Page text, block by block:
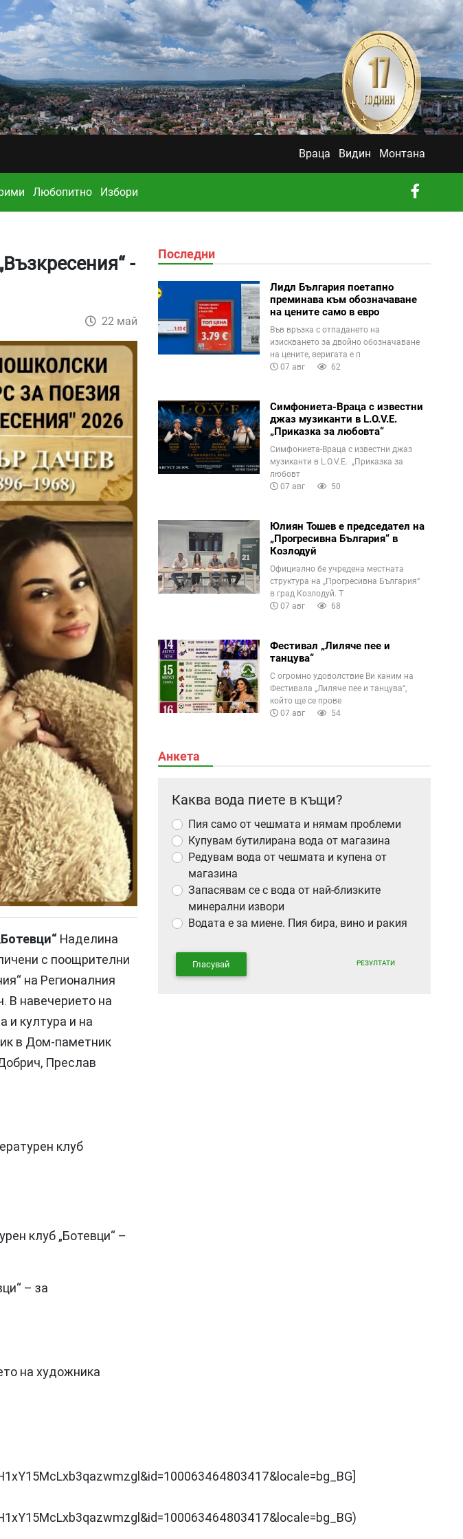
Враца Видин Монтана
Любопитно Избори
-
22 май
Наделина
с поощрителни
на Регионалния
В навечерието на
и култура и на
в Дом-паметник
Преслав
клуб
клуб „Ботевци“ –
– за
на художника
Последни
Лидл България поетапно
преминава към обозначаване
на цените само в евро
Във връзка с отпадането на
изискването за двойно обозначаване
на цените, веригата е п
07 авг
62
Симфониета-Враца с известни
джаз музиканти в L.O.V.E.
„Приказка за любовта“
Симфониета-Враца с известни джаз
музиканти в L.O.V.E. „Приказка за
любовт
07 авг
50
Юлиян Тошев е председател на
„Прогресивна България“ в
Козлодуй
Официално бе учредена местната
структура на „Прогресивна България“
в град Козлодуй. Т
07 авг
68
Фестивал „Лиляче пее и
танцува“
С огромно удоволствие Ви каним на
Фестивала „Лиляче пее и танцува“,
който ще се прове
07 авг
54
Анкета
Каква вода пиете в къщи?
Пия само от чешмата и нямам проблеми
Купувам бутилирана вода от магазина
Редувам вода от чешмата и купена от
магазина
Запасявам се с вода от най-близките
минерални извори
Водата е за миене. Пия бира, вино и ракия
Гласувай РЕЗУЛТАТИ